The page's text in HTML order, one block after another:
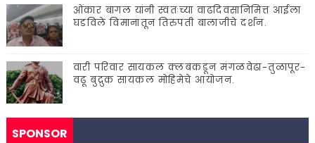
ओंकार बागल यांनी स्वतःच्या वाढदिवसानिमित्त आईला
घडविले विमानातून तिरुपती बालाजीचे दर्शन.
वारी परिवार सायकल क्लबकडून मंगळवेढा-तुळापूर-
वढू बुद्रुक सायकल मोहिमेचे आयोजन.
SPONSOR